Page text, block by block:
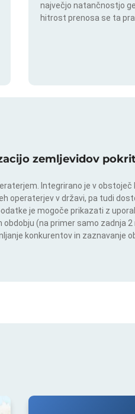
največjo natančnostjo
hitrost prenosa se ta
zemljevidov
Integrirano je v obstoječ
operaterjev v državi, pa tudi
je mogoče prikazati z
obdobju (na primer samo zadnja
konkurentov in zaznavanje